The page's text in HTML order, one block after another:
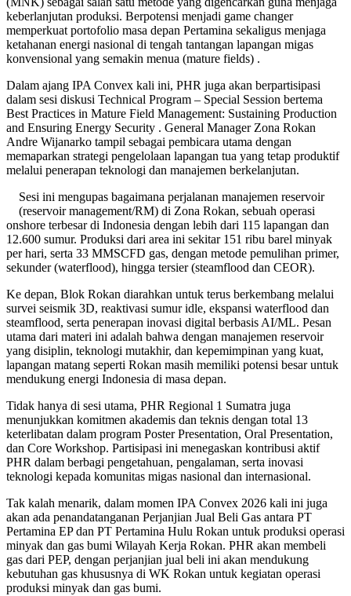
keberlanjutan produksi. Berpotensi menjadi game changer
memperkuat portofolio masa depan Pertamina sekaligus menjaga
ketahanan energi nasional di tengah tantangan lapangan migas
konvensional yang semakin menua (mature fields) .
Dalam ajang IPA Convex kali ini, PHR juga akan berpartisipasi
dalam sesi diskusi Technical Program – Special Session bertema
Best Practices in Mature Field Management: Sustaining Production
and Ensuring Energy Security . General Manager Zona Rokan
Andre Wijanarko tampil sebagai pembicara utama dengan
memaparkan strategi pengelolaan lapangan tua yang tetap produktif
melalui penerapan teknologi dan manajemen berkelanjutan.
Sesi ini mengupas bagaimana perjalanan manajemen reservoir
(reservoir management/RM) di Zona Rokan, sebuah operasi
onshore terbesar di Indonesia dengan lebih dari 115 lapangan dan
12.600 sumur. Produksi dari area ini sekitar 151 ribu barel minyak
per hari, serta 33 MMSCFD gas, dengan metode pemulihan primer,
sekunder (waterflood), hingga tersier (steamflood dan CEOR).
Ke depan, Blok Rokan diarahkan untuk terus berkembang melalui
survei seismik 3D, reaktivasi sumur idle, ekspansi waterflood dan
steamflood, serta penerapan inovasi digital berbasis AI/ML. Pesan
utama dari materi ini adalah bahwa dengan manajemen reservoir
yang disiplin, teknologi mutakhir, dan kepemimpinan yang kuat,
lapangan matang seperti Rokan masih memiliki potensi besar untuk
mendukung energi Indonesia di masa depan.
Tidak hanya di sesi utama, PHR Regional 1 Sumatra juga
menunjukkan komitmen akademis dan teknis dengan total 13
keterlibatan dalam program Poster Presentation, Oral Presentation,
dan Core Workshop. Partisipasi ini menegaskan kontribusi aktif
PHR dalam berbagi pengetahuan, pengalaman, serta inovasi
teknologi kepada komunitas migas nasional dan internasional.
Tak kalah menarik, dalam momen IPA Convex 2026 kali ini juga
akan ada penandatanganan Perjanjian Jual Beli Gas antara PT
Pertamina EP dan PT Pertamina Hulu Rokan untuk produksi operasi
minyak dan gas bumi Wilayah Kerja Rokan. PHR akan membeli
gas dari PEP, dengan perjanjian jual beli ini akan mendukung
kebutuhan gas khususnya di WK Rokan untuk kegiatan operasi
produksi minyak dan gas bumi.